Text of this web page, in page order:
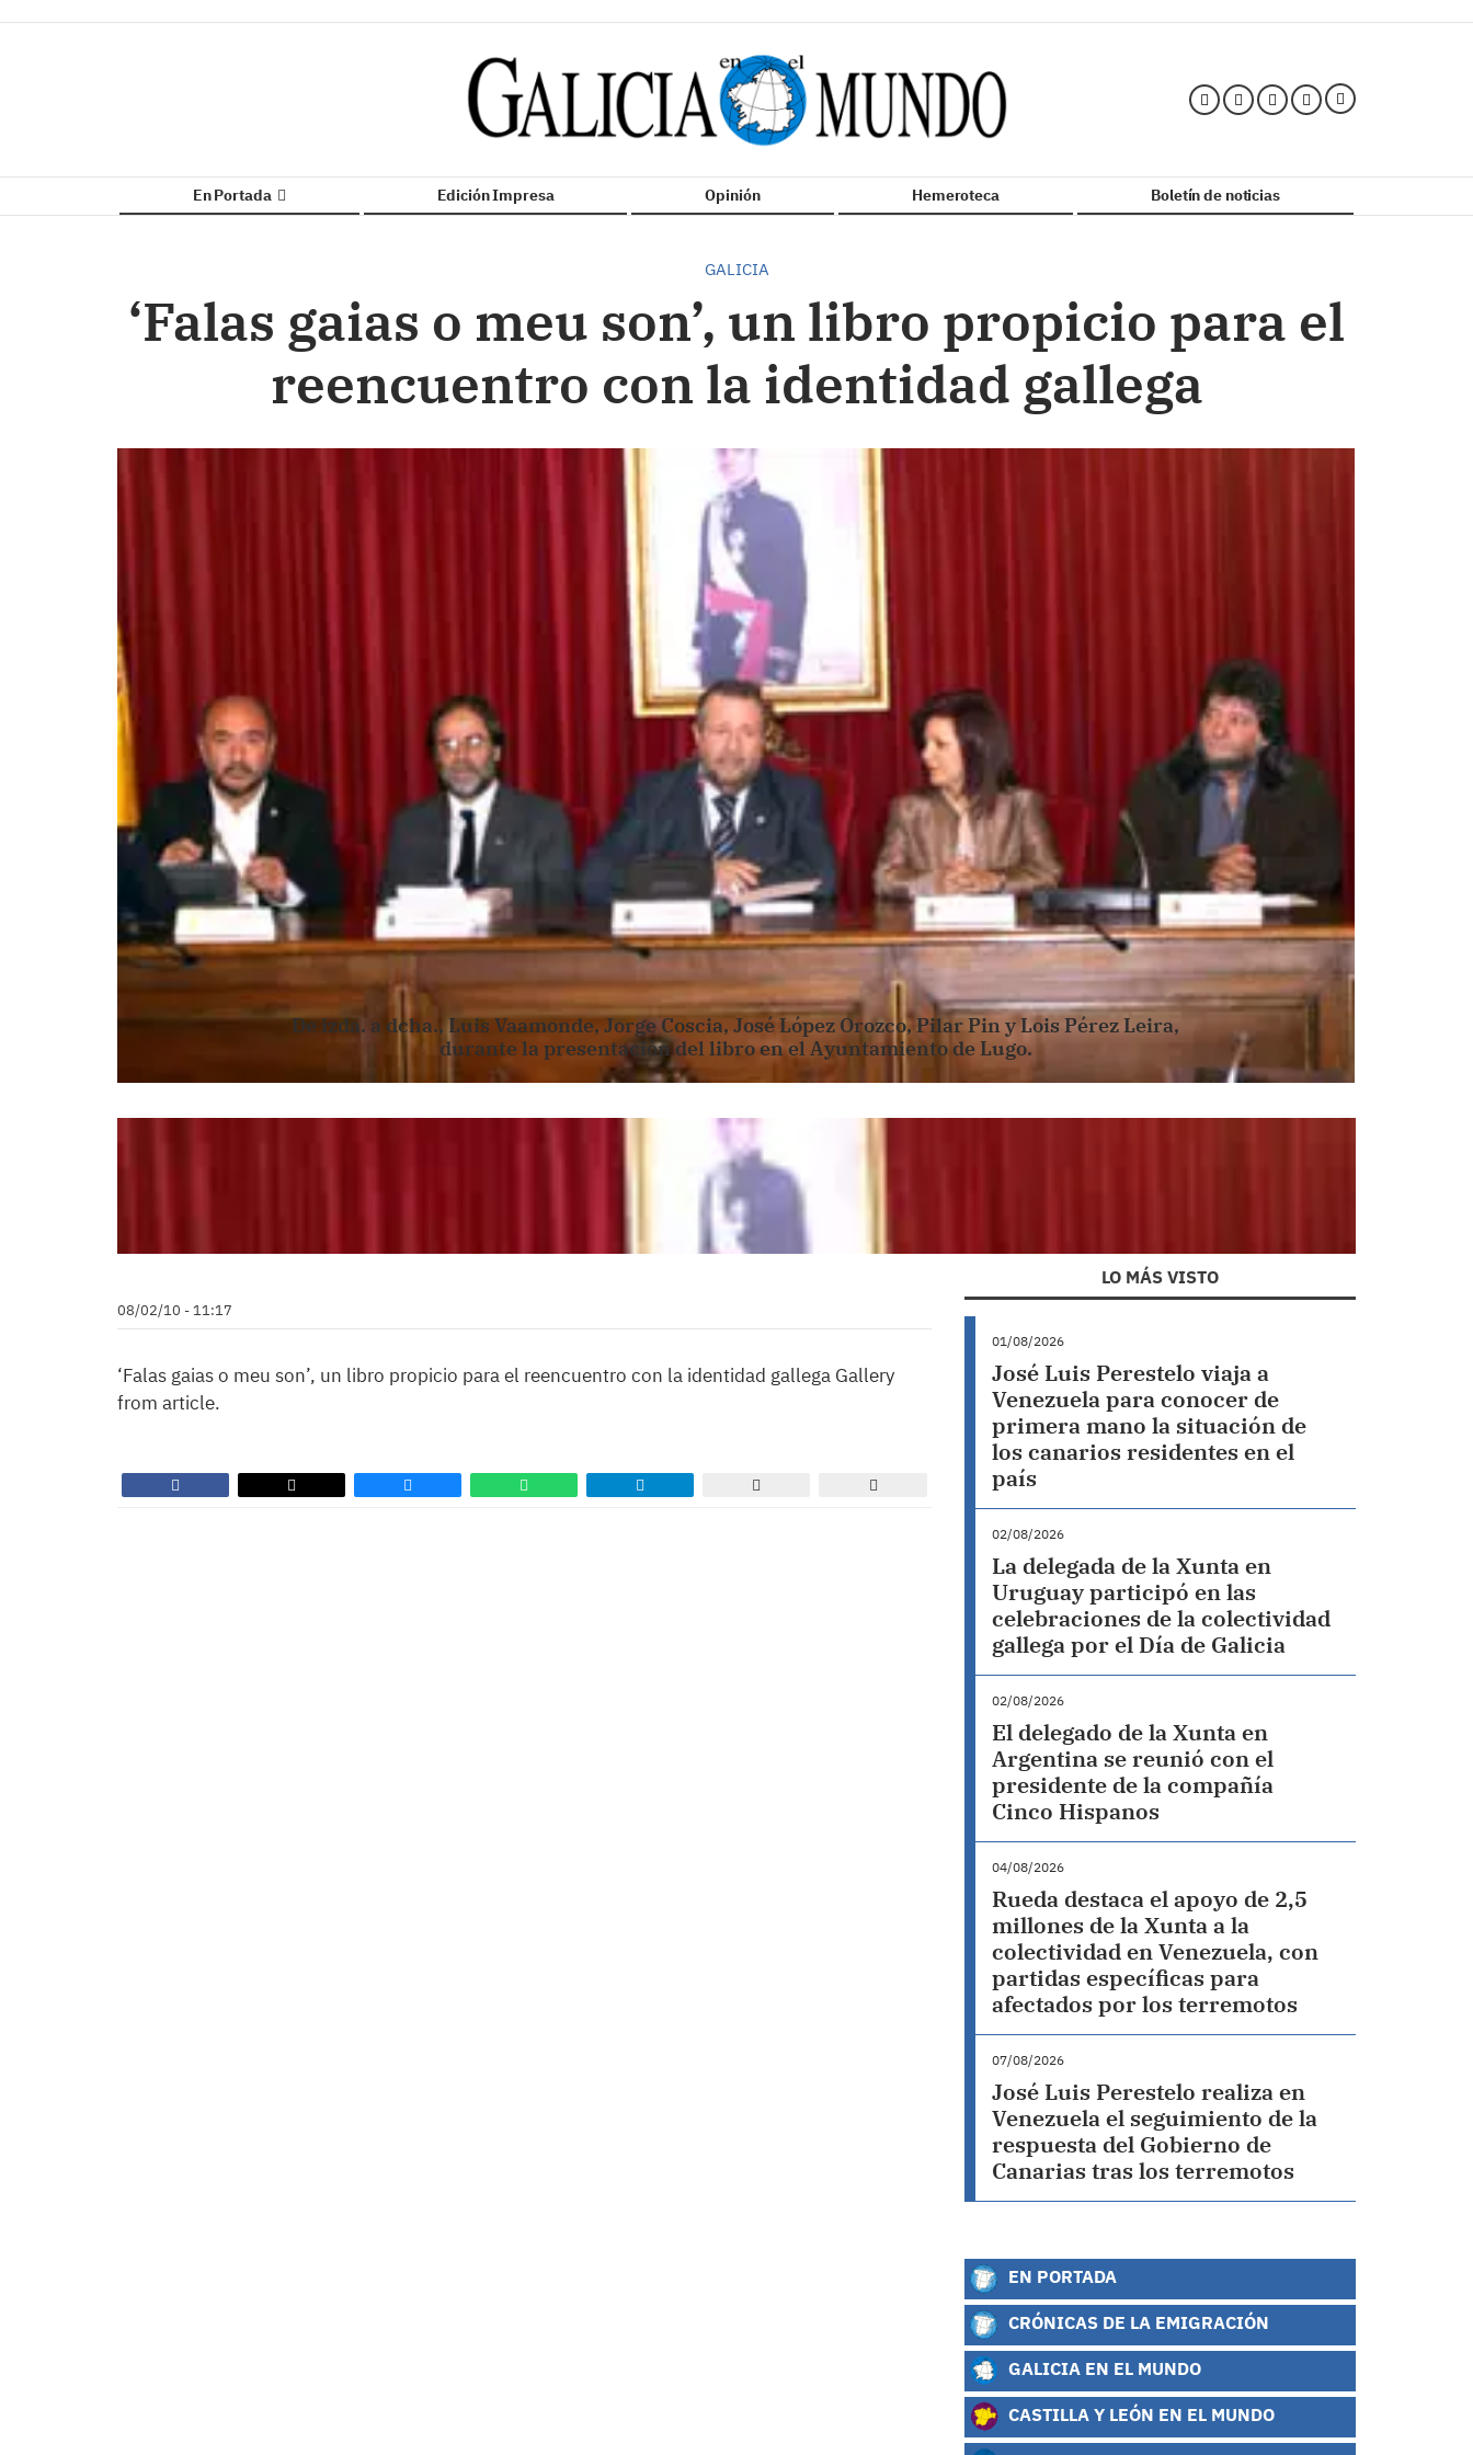
En Portada Edición Impresa Opinión Hemeroteca Boletín de noticias
GALICIA
‘Falas gaias o meu son’, un libro propicio para el
reencuentro con la identidad gallega
De izda. a dcha., Luis Vaamonde, Jorge Coscia, José López Orozco, Pilar Pin y Lois Pérez Leira,
durante la presentación del libro en el Ayuntamiento de Lugo.
08/02/10 - 11:17
‘Falas gaias o meu son’, un libro propicio para el reencuentro con la identidad gallega Gallery
from article.
LO MÁS VISTO
01/08/2026
José Luis Perestelo viaja a
Venezuela para conocer de
primera mano la situación de
los canarios residentes en el
país
02/08/2026
La delegada de la Xunta en
Uruguay participó en las
celebraciones de la colectividad
gallega por el Día de Galicia
02/08/2026
El delegado de la Xunta en
Argentina se reunió con el
presidente de la compañía
Cinco Hispanos
04/08/2026
Rueda destaca el apoyo de 2,5
millones de la Xunta a la
colectividad en Venezuela, con
partidas específicas para
afectados por los terremotos
07/08/2026
José Luis Perestelo realiza en
Venezuela el seguimiento de la
respuesta del Gobierno de
Canarias tras los terremotos
EN PORTADA
CRÓNICAS DE LA EMIGRACIÓN
GALICIA EN EL MUNDO
CASTILLA Y LEÓN EN EL MUNDO